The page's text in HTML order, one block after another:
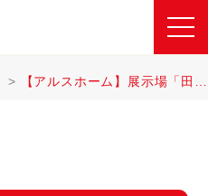
【アルスホーム】展示場「田園風景を望む家」見学会